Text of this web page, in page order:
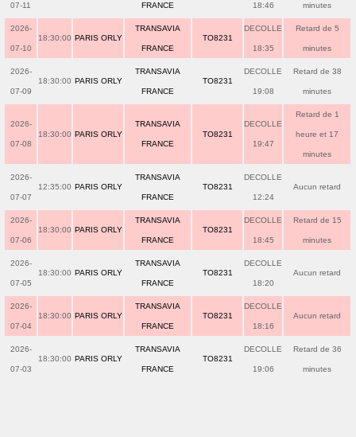
07-11 FRANCE 18:46 minutes
2026-
07-10
18:30:00 PARIS ORLY
TRANSAVIA
FRANCE
TO8231
DECOLLE
18:35
Retard de 5
minutes
2026-
07-09
18:30:00 PARIS ORLY
TRANSAVIA
FRANCE
TO8231
DECOLLE
19:08
Retard de 38
minutes
2026-
07-08
18:30:00 PARIS ORLY
TRANSAVIA
FRANCE
TO8231
DECOLLE
19:47
Retard de 1
heure et 17
minutes
2026-
07-07
12:35:00 PARIS ORLY
TRANSAVIA
FRANCE
TO8231
DECOLLE
12:24
Aucun retard
2026-
07-06
18:30:00 PARIS ORLY
TRANSAVIA
FRANCE
TO8231
DECOLLE
18:45
Retard de 15
minutes
2026-
07-05
18:30:00 PARIS ORLY
TRANSAVIA
FRANCE
TO8231
DECOLLE
18:20
Aucun retard
2026-
07-04
18:30:00 PARIS ORLY
TRANSAVIA
FRANCE
TO8231
DECOLLE
18:16
Aucun retard
2026-
07-03
18:30:00 PARIS ORLY
TRANSAVIA
FRANCE
TO8231
DECOLLE
19:06
Retard de 36
minutes